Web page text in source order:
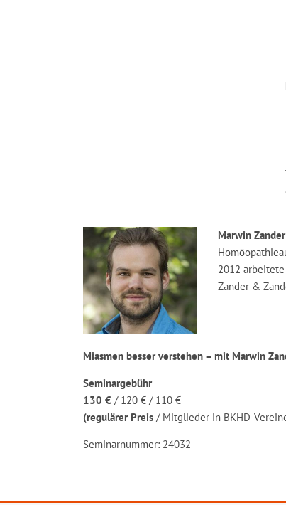
Marwin Zander
2012
Zander &
Miasmen besser verstehen – mit Marwin
Seminargebühr
130 € / 120 € / 110 €
(regulärer Preis / Mitglieder in BKHD-
Seminarnummer: 24032